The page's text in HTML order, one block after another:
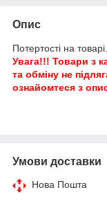
Опис
Потертості на товарі.
Увага!!! Товари з
та обміну не
ознайомтеся з
Умови доставки
Нова Пошта